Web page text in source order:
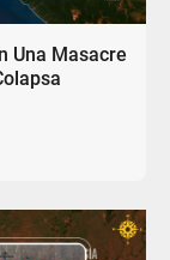
Una Masacre